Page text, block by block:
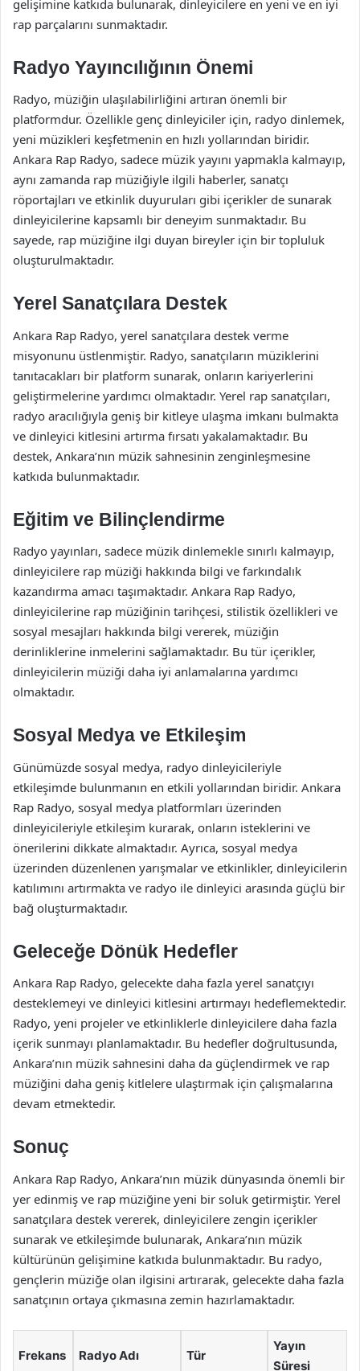
gelişimine katkıda bulunarak, dinleyicilere en yeni ve en iyi
rap parçalarını sunmaktadır.
Radyo Yayıncılığının Önemi
Radyo, müziğin ulaşılabilirliğini artıran önemli bir
platformdur. Özellikle genç dinleyiciler için, radyo dinlemek,
yeni müzikleri keşfetmenin en hızlı yollarından biridir.
Ankara Rap Radyo, sadece müzik yayını yapmakla kalmayıp,
aynı zamanda rap müziğiyle ilgili haberler, sanatçı
röportajları ve etkinlik duyuruları gibi içerikler de sunarak
dinleyicilerine kapsamlı bir deneyim sunmaktadır. Bu
sayede, rap müziğine ilgi duyan bireyler için bir topluluk
oluşturulmaktadır.
Yerel Sanatçılara Destek
Ankara Rap Radyo, yerel sanatçılara destek verme
misyonunu üstlenmiştir. Radyo, sanatçıların müziklerini
tanıtacakları bir platform sunarak, onların kariyerlerini
geliştirmelerine yardımcı olmaktadır. Yerel rap sanatçıları,
radyo aracılığıyla geniş bir kitleye ulaşma imkanı bulmakta
ve dinleyici kitlesini artırma fırsatı yakalamaktadır. Bu
destek, Ankara’nın müzik sahnesinin zenginleşmesine
katkıda bulunmaktadır.
Eğitim ve Bilinçlendirme
Radyo yayınları, sadece müzik dinlemekle sınırlı kalmayıp,
dinleyicilere rap müziği hakkında bilgi ve farkındalık
kazandırma amacı taşımaktadır. Ankara Rap Radyo,
dinleyicilerine rap müziğinin tarihçesi, stilistik özellikleri ve
sosyal mesajları hakkında bilgi vererek, müziğin
derinliklerine inmelerini sağlamaktadır. Bu tür içerikler,
dinleyicilerin müziği daha iyi anlamalarına yardımcı
olmaktadır.
Sosyal Medya ve Etkileşim
Günümüzde sosyal medya, radyo dinleyicileriyle
etkileşimde bulunmanın en etkili yollarından biridir. Ankara
Rap Radyo, sosyal medya platformları üzerinden
dinleyicileriyle etkileşim kurarak, onların isteklerini ve
önerilerini dikkate almaktadır. Ayrıca, sosyal medya
üzerinden düzenlenen yarışmalar ve etkinlikler, dinleyicilerin
katılımını artırmakta ve radyo ile dinleyici arasında güçlü bir
bağ oluşturmaktadır.
Geleceğe Dönük Hedefler
Ankara Rap Radyo, gelecekte daha fazla yerel sanatçıyı
desteklemeyi ve dinleyici kitlesini artırmayı hedeflemektedir.
Radyo, yeni projeler ve etkinliklerle dinleyicilere daha fazla
içerik sunmayı planlamaktadır. Bu hedefler doğrultusunda,
Ankara’nın müzik sahnesini daha da güçlendirmek ve rap
müziğini daha geniş kitlelere ulaştırmak için çalışmalarına
devam etmektedir.
Sonuç
Ankara Rap Radyo, Ankara’nın müzik dünyasında önemli bir
yer edinmiş ve rap müziğine yeni bir soluk getirmiştir. Yerel
sanatçılara destek vererek, dinleyicilere zengin içerikler
sunarak ve etkileşimde bulunarak, Ankara’nın müzik
kültürünün gelişimine katkıda bulunmaktadır. Bu radyo,
gençlerin müziğe olan ilgisini artırarak, gelecekte daha fazla
sanatçının ortaya çıkmasına zemin hazırlamaktadır.
Frekans Radyo Adı Tür
Yayın
Süresi